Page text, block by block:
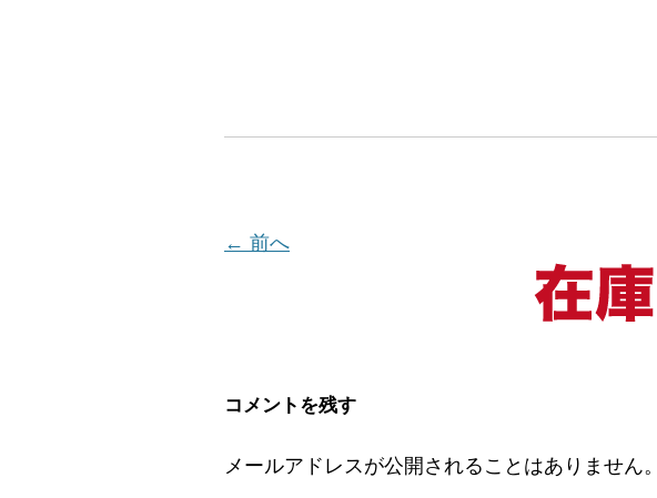
← 前へ
コメントを残す
メールアドレスが公開されることはありません。